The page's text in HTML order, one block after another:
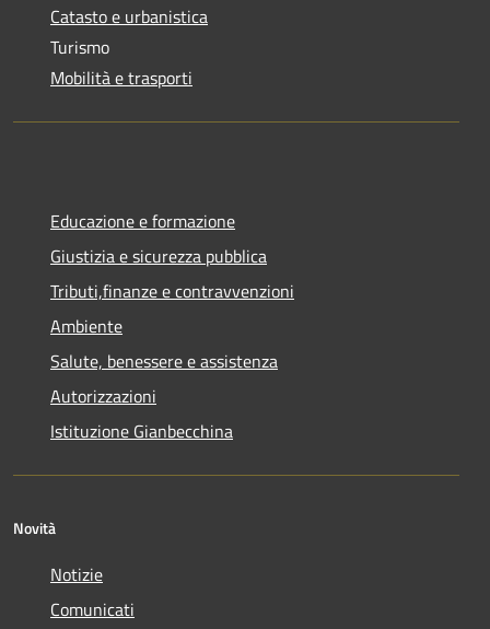
Catasto e urbanistica
Turismo
Mobilità e trasporti
Educazione e formazione
Giustizia e sicurezza pubblica
Tributi,finanze e contravvenzioni
Ambiente
Salute, benessere e assistenza
Autorizzazioni
Istituzione Gianbecchina
Novità
Notizie
Comunicati